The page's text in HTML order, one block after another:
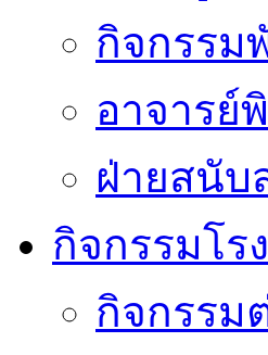
กิจกรรม
อาจารย์
ฝ่ายสนับ
กิจกรรมโร
กิจกรรม